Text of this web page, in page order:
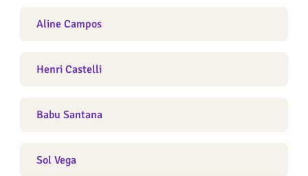
Aline Campos
Henri Castelli
Babu Santana
Sol Vega